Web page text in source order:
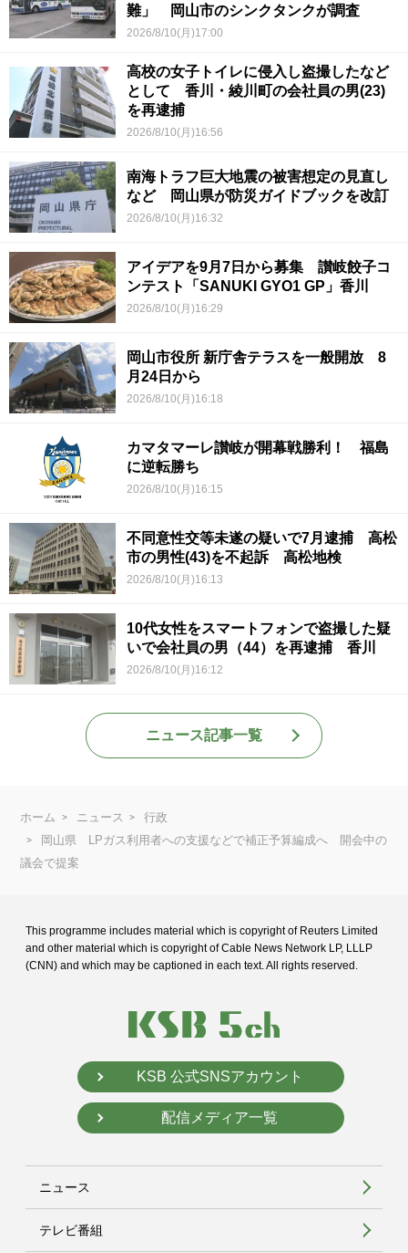
難」 岡山市のシンクタンクが調査
2026/8/10(月)17:00
高校の女子トイレに侵入し盗撮したなど
として 香川・綾川町の会社員の男(23)
を再逮捕
2026/8/10(月)16:56
南海トラフ巨大地震の被害想定の見直し
など 岡山県が防災ガイドブックを改訂
2026/8/10(月)16:32
アイデアを9月7日から募集 讃岐餃子コ
ンテスト「SANUKI GYO1 GP」香川
2026/8/10(月)16:29
岡山市役所 新庁舎テラスを一般開放 8
月24日から
2026/8/10(月)16:18
カマタマーレ讃岐が開幕戦勝利！ 福島
に逆転勝ち
2026/8/10(月)16:15
不同意性交等未遂の疑いで7月逮捕 高松
市の男性(43)を不起訴 高松地検
2026/8/10(月)16:13
10代女性をスマートフォンで盗撮した疑
いで会社員の男（44）を再逮捕 香川
2026/8/10(月)16:12
ニュース記事一覧
ホーム ニュース
行政
岡山県 LPガス利用者への支援などで補正予算編成へ 開会中の
議会で提案
This programme includes material which is copyright of Reuters Limited
and other material which is copyright of Cable News Network LP, LLLP
(CNN) and which may be captioned in each text. All rights reserved.
KSB 公式SNSアカウント
配信メディア一覧
ニュース
テレビ番組